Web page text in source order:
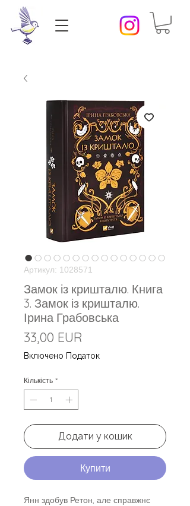
Артикул: 1028571
Замок із кришталю. Книга
3. Замок із кришталю.
Ірина Грабовська
33,00 EUR
Включено Податок
Кількість *
Додати у кошик
Купити
Янн здобув Ретон, але справжнє